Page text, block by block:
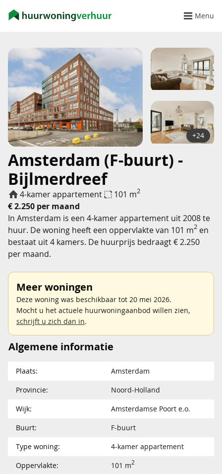
Menu
Amsterdam (F-buurt) -
Bijlmerdreef
4-kamer appartement 101 m2
€ 2.250 per maand
+24
In Amsterdam is een 4-kamer appartement uit 2008 te
huur. De woning heeft een oppervlakte van 101 m2 en
bestaat uit 4 kamers. De huurprijs bedraagt € 2.250
per maand.
Meer woningen
Deze woning was beschikbaar tot 20 mei 2026.
Mocht u het actuele huurwoningaanbod willen zien,
schrijft u zich dan in.
Algemene informatie
Plaats:
Amsterdam
Provincie:
Noord-Holland
Wijk:
Amsterdamse Poort e.o.
Buurt:
F-buurt
Type woning:
4-kamer appartement
Oppervlakte:
101 m2